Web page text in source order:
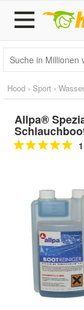
Hood › Sport ›
Allpa®
1